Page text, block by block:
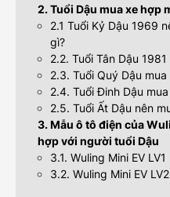
2. Tuổi Dậu mua xe hợp
2.1 Tuổi Kỷ Dậu 1969
gì?
2.2. Tuổi Tân Dậu
2.3. Tuổi Quý Dậu
2.4. Tuổi Đinh Dậu
2.5. Tuổi Ất Dậu nên
3. Mẫu ô tô điện của
hợp với người tuổi Dậu
3.1. Wuling Mini EV LV1
3.2. Wuling Mini EV LV2